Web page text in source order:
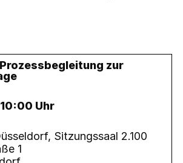
zur
Uhr
Sitzungssaal 2.100
1